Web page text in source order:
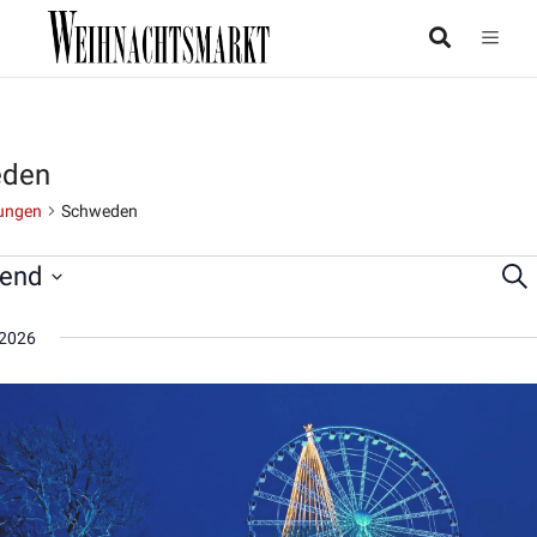
Schweden